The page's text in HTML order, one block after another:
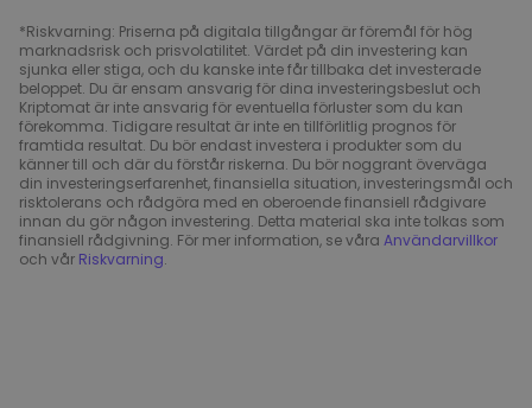
*Riskvarning: Priserna på digitala tillgångar är föremål för hög
marknadsrisk och prisvolatilitet. Värdet på din investering kan
sjunka eller stiga, och du kanske inte får tillbaka det investerade
beloppet. Du är ensam ansvarig för dina investeringsbeslut och
Kriptomat är inte ansvarig för eventuella förluster som du kan
förekomma. Tidigare resultat är inte en tillförlitlig prognos för
framtida resultat. Du bör endast investera i produkter som du
känner till och där du förstår riskerna. Du bör noggrant överväga
din investeringserfarenhet, finansiella situation, investeringsmål och
risktolerans och rådgöra med en oberoende finansiell rådgivare
innan du gör någon investering. Detta material ska inte tolkas som
finansiell rådgivning. För mer information, se våra Användarvillkor
och vår Riskvarning.